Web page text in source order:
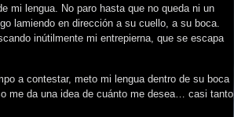
mi lengua. No paro hasta que no queda ni un
lamiendo en dirección a su cuello, a su boca.
inútilmente mi entrepierna, que se escapa
a contestar, meto mi lengua dentro de su boca
me da una idea de cuánto me desea… casi tanto